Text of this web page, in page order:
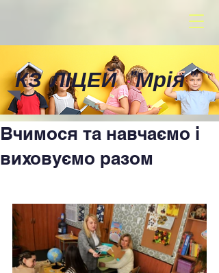
КЗ ЛІЦЕЙ"Мрія"
Вчимося та навчаємо і
виховуємо разом